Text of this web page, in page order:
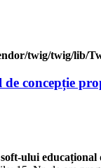
twig/twig/lib/
concepție
ului